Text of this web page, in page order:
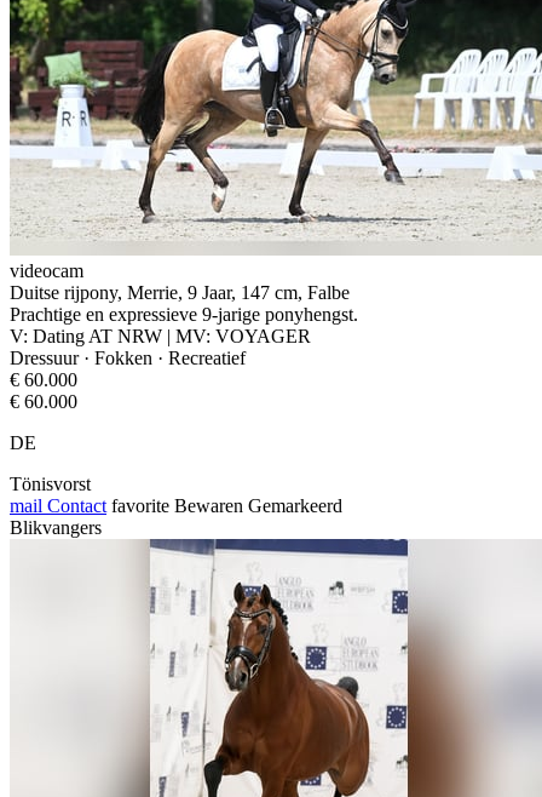
videocam
Duitse rijpony, Merrie, 9 Jaar, 147 cm, Falbe
Prachtige en expressieve 9-jarige ponyhengst.
V: Dating AT NRW | MV: VOYAGER
Dressuur · Fokken · Recreatief
€ 60.000
€ 60.000
DE
Tönisvorst
mail Contact favorite Bewaren Gemarkeerd
Blikvangers